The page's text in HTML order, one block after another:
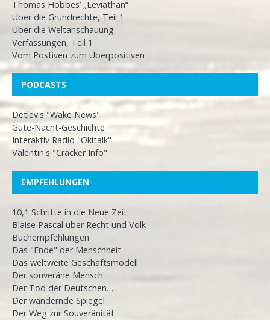
Thomas Hobbes’ „Leviathan“
Über die Grundrechte, Teil 1
Über die Weltanschauung
Verfassungen, Teil 1
Vom Postiven zum Überpositiven
PODCASTS
Detlev's "Wake News"
Gute-Nacht-Geschichte
Interaktiv Radio "Okitalk"
Valentin's "Cracker Info"
EMPFEHLUNGEN
10,1 Schritte in die Neue Zeit
Blaise Pascal über Recht und Volk
Buchempfehlungen
Das "Ende" der Menschheit
Das weltweite Geschäftsmodell
Der souveräne Mensch
Der Tod der Deutschen…
Der wandernde Spiegel
Der Weg zur Souveränität